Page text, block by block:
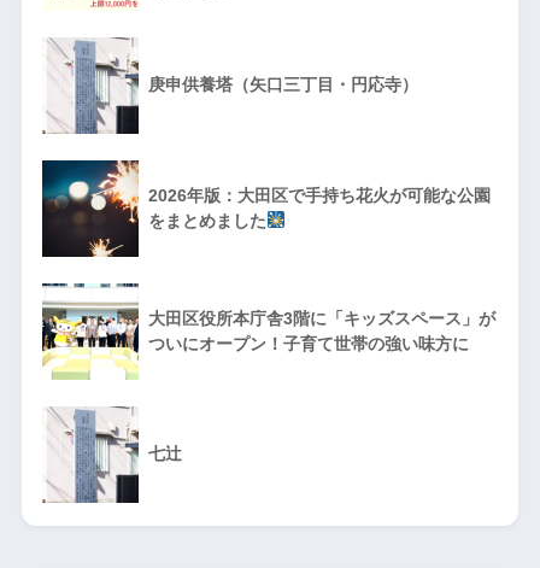
庚申供養塔（矢口三丁目・円応寺）
2026年版：大田区で手持ち花火が可能な公園
をまとめました
大田区役所本庁舎3階に「キッズスペース」が
ついにオープン！子育て世帯の強い味方に
七辻